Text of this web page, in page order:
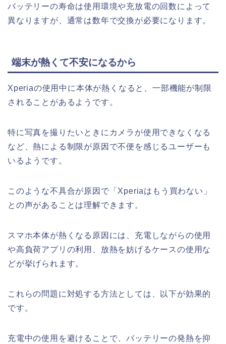
バッテリーの寿命は使用環境や充放電の回数によって
異なりますが、通常は数年で交換が必要になります。
端末が熱くて不安になるから
Xperiaの使用中に本体が熱くなると、一部機能が制限
されることがあるようです。
特に写真を撮りたいときにカメラが使用できなくなる
など、熱による制限が原因で不便を感じるユーザーも
いるようです。
このような不具合が原因で「Xperiaはもう買わない」
との声があることは理解できます。
スマホ本体が熱くなる原因には、充電しながらの使用
や高負荷アプリの利用、放熱を妨げるケースの使用な
どが挙げられます。
これらの問題に対処する方法としては、以下が効果的
です。
充電中の使用を避けることで、バッテリーの発熱を抑